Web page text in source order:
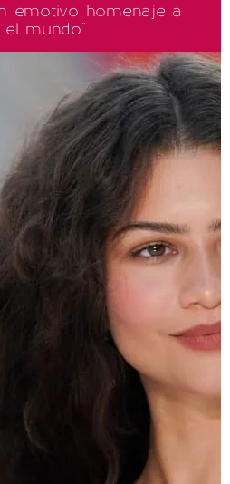
emotivo homenaje a
el mundo"